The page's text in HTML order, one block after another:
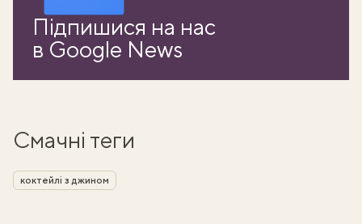
Підпишися на нас
в Google News
Смачні теги
коктейлі з джином